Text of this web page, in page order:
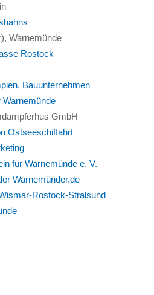
Warnemünde
Rostock
Bauunternehmen
Warnemünde
GmbH
Ostseeschiffahrt
für Warnemünde e. V.
Warnemünder.de
Rostock-Stralsund